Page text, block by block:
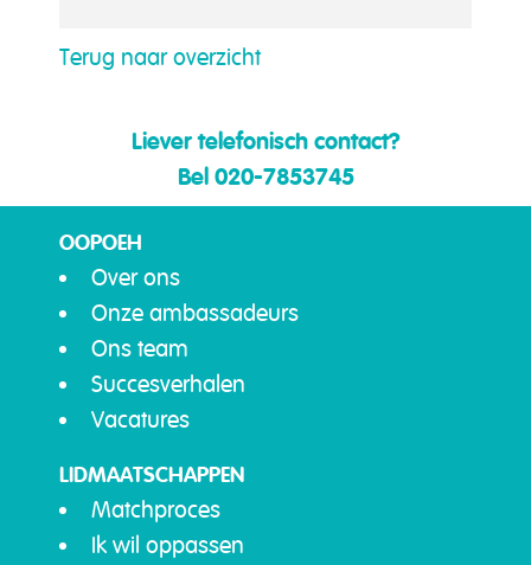
Terug naar overzicht
Liever telefonisch contact?
Bel 020-7853745
OOPOEH
Over ons
Onze ambassadeurs
Ons team
Succesverhalen
Vacatures
LIDMAATSCHAPPEN
Matchproces
Ik wil oppassen